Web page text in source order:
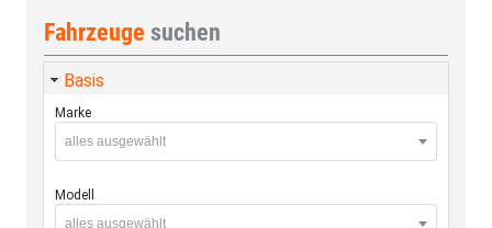
Fahrzeuge suchen
Basis
Marke
alles ausgewählt
Modell
alles ausgewählt